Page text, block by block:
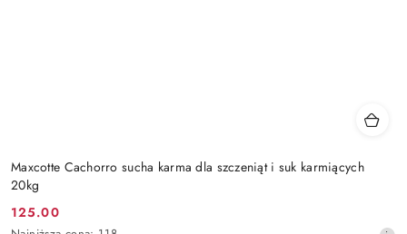
Maxcotte Cachorro sucha karma dla szczeniąt i suk karmiących
20kg
Cena
125.00